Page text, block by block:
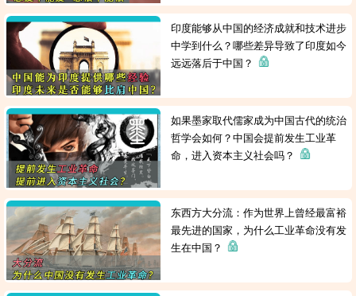
印度能够从中国的经济成就和技术进步
中学到什么？哪些差异导致了印度如今
远远落后于中国？
如果墨家取代儒家成为中国古代的统治
哲学会如何？中国会提前发生工业革
命，进入资本主义社会吗？
东西方大分流：作为世界上曾经最富裕
最先进的国家，为什么工业革命没有发
生在中国？